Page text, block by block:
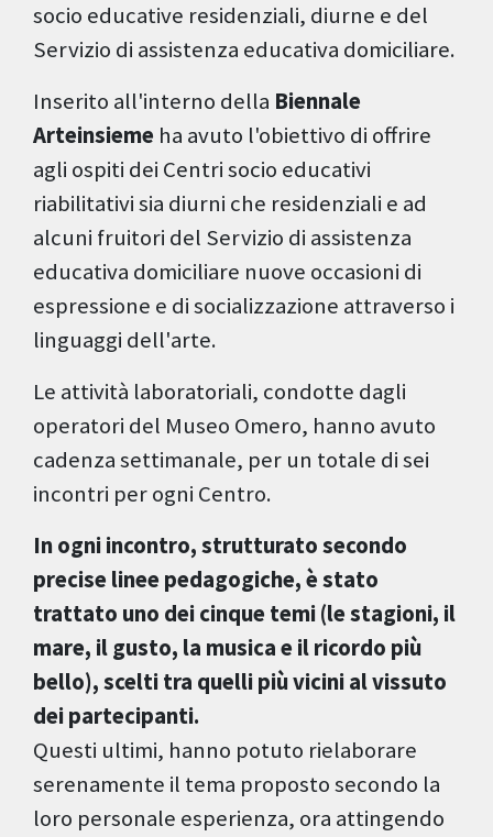
socio educative residenziali, diurne e del
Servizio di assistenza educativa domiciliare.
Inserito all'interno della Biennale
Arteinsieme ha avuto l'obiettivo di offrire
agli ospiti dei Centri socio educativi
riabilitativi sia diurni che residenziali e ad
alcuni fruitori del Servizio di assistenza
educativa domiciliare nuove occasioni di
espressione e di socializzazione attraverso i
linguaggi dell'arte.
Le attività laboratoriali, condotte dagli
operatori del Museo Omero, hanno avuto
cadenza settimanale, per un totale di sei
incontri per ogni Centro.
In ogni incontro, strutturato secondo
precise linee pedagogiche, è stato
trattato uno dei cinque temi (le stagioni, il
mare, il gusto, la musica e il ricordo più
bello), scelti tra quelli più vicini al vissuto
dei partecipanti.
Questi ultimi, hanno potuto rielaborare
serenamente il tema proposto secondo la
loro personale esperienza, ora attingendo